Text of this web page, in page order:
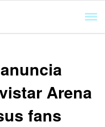
Arena
fans